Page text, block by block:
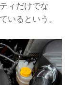
ィだけでな
いるという。